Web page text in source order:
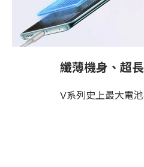
纖薄機身、超
V系列史上最大電